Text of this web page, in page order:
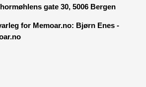
gate 30, 5006 Bergen
for Memoar.no: Bjørn Enes -